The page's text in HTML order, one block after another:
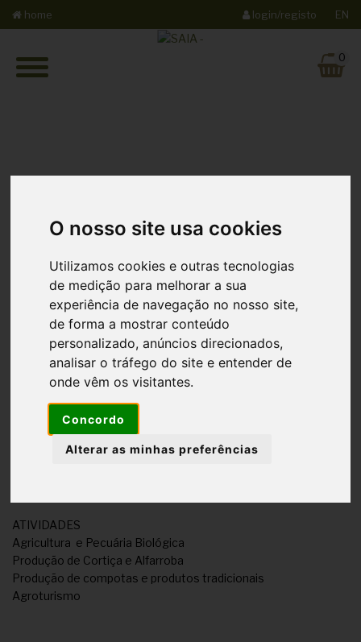
O nosso site usa cookies
Utilizamos cookies e outras tecnologias
de medição para melhorar a sua
experiência de navegação no nosso site,
de forma a mostrar conteúdo
personalizado, anúncios direcionados,
analisar o tráfego do site e entender de
onde vêm os visitantes.
Concordo
Alterar as minhas preferências
home login/registo EN
0
Sobre nós
Sociedade Agrícola e
Industrial do Algarve
É uma empresa familiar que vai na sua 5ª geração e que é
composta por 2 explorações agrícolas, a Quinta do Freixo no
ATIVIDADES
Agricultura e Pecuária Biológica
Produção de Cortiça e Alfarroba
Produção de compotas e produtos tradicionais
Agroturismo